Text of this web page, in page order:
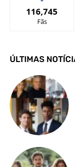
116,745
Fãs
ÚLTIMAS